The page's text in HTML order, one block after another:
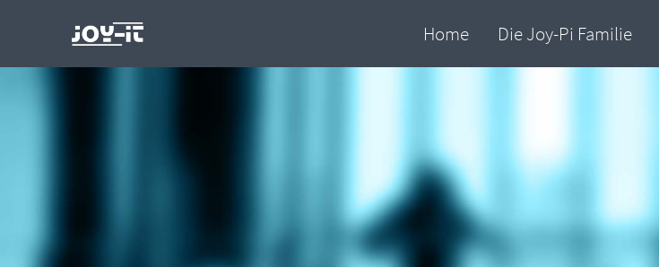
Home Die Joy-Pi Familie